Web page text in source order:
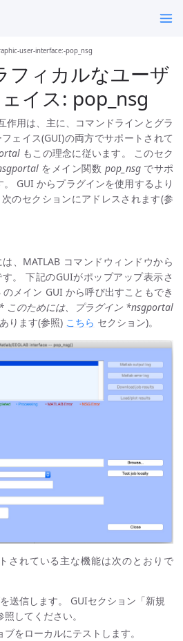
user-interface:-pop_nsg
フィカルなユーザ
イス: pop_nsg
作用は、主に、コマンドラインとグラ
ェイス(GUI)の両方でサポートされて
もこの理念に従います。 このセク
をメイン関数 pop_nsgでサポ
GUI からプラグインを使用するより
のセクションにアドレスされます(参
、MATLAB コマンドウィンドウから
。 下記のGUIがポップアップ表示さ
のメイン GUI から呼び出すこともでき
このためには、プラグイン *nsgportal
ります(参照) こちら セクション)。
されている主な機能は次のとおりで
送信します。 GUIセクション「新規
してください。
をローカルにテストします。